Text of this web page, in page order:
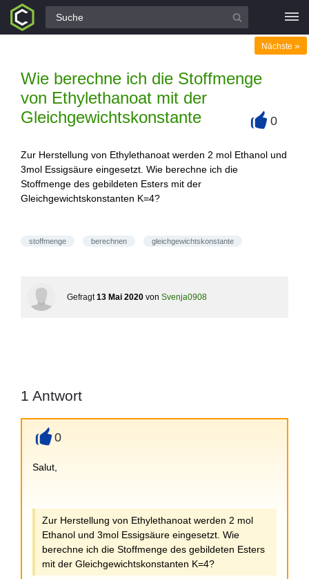
Alle Fragen
Wie berechne ich die Stoffmenge
von Ethylethanoat mit der
Gleichgewichtskonstante
Nächste »
0
Zur Herstellung von Ethylethanoat werden 2 mol Ethanol und
3mol Essigsäure eingesetzt. Wie berechne ich die
Stoffmenge des gebildeten Esters mit der
Gleichgewichtskonstanten K=4?
stoffmenge berechnen gleichgewichtskonstante
Gefragt 13 Mai 2020 von Svenja0908
1 Antwort
0
Salut,
Zur Herstellung von Ethylethanoat werden 2 mol
Ethanol und 3mol Essigsäure eingesetzt. Wie
berechne ich die Stoffmenge des gebildeten Esters
mit der Gleichgewichtskonstanten K=4?